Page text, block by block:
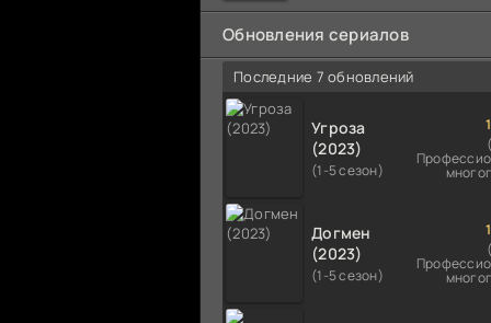
намного
Обновления сериалов
Последние 7 обновлений
Угроза
(2023)
(1-5 сезон)
Догмен
(2023)
(1-5 сезон)